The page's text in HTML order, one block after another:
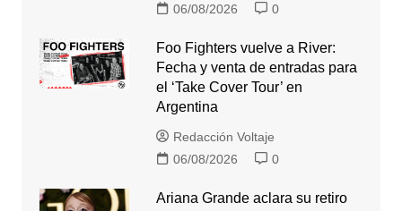
06/08/2026
0
Foo Fighters vuelve a River:
Fecha y venta de entradas para
el ‘Take Cover Tour’ en
Argentina
Redacción Voltaje
06/08/2026
0
Ariana Grande aclara su retiro